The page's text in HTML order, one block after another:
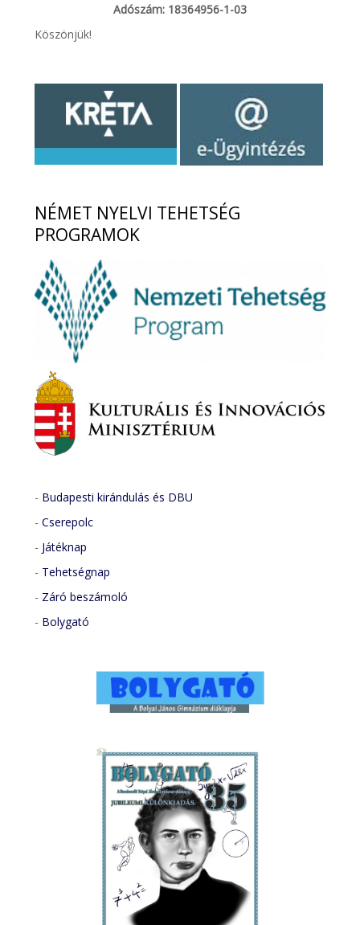
Adószám: 18364956-1-03
Köszönjük!
NÉMET NYELVI TEHETSÉG
PROGRAMOK
- Budapesti kirándulás és DBU
-Cserepolc
- Játéknap
- Tehetségnap
- Záró beszámoló
- Bolygató